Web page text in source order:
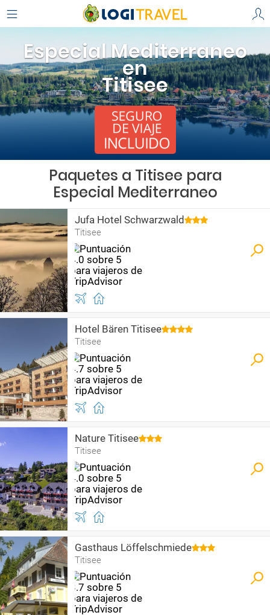
Especial Mediterraneo
en
Titisee
Paquetes a Titisee para
Especial Mediterraneo
Jufa Hotel Schwarzwald
Titisee
Hotel Bären Titisee
Titisee
Nature Titisee
Titisee
Gasthaus Löffelschmiede
Titisee